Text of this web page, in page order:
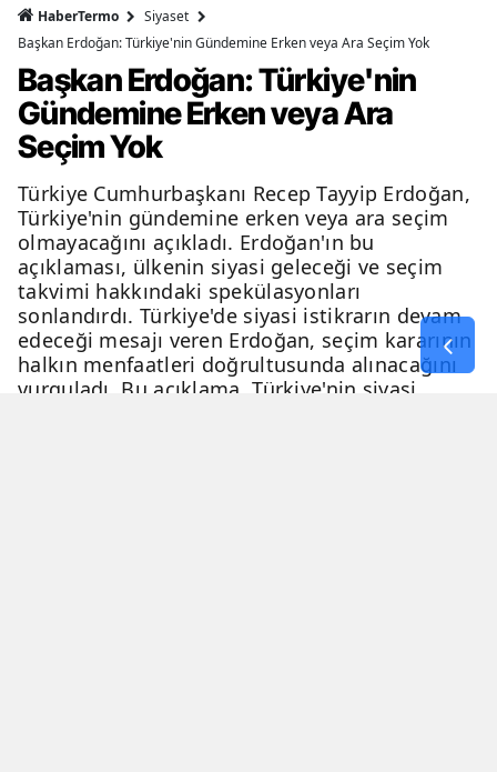
HaberTermo
Siyaset
Başkan Erdoğan: Türkiye'nin Gündemine Erken veya Ara Seçim Yok
Başkan Erdoğan: Türkiye'nin
Gündemine Erken veya Ara
Seçim Yok
Türkiye Cumhurbaşkanı Recep Tayyip Erdoğan,
Türkiye'nin gündemine erken veya ara seçim
olmayacağını açıkladı. Erdoğan'ın bu
açıklaması, ülkenin siyasi geleceği ve seçim
takvimi hakkındaki spekülasyonları
sonlandırdı. Türkiye'de siyasi istikrarın devam
edeceği mesajı veren Erdoğan, seçim kararının
halkın menfaatleri doğrultusunda alınacağını
vurguladı. Bu açıklama, Türkiye'nin siyasi